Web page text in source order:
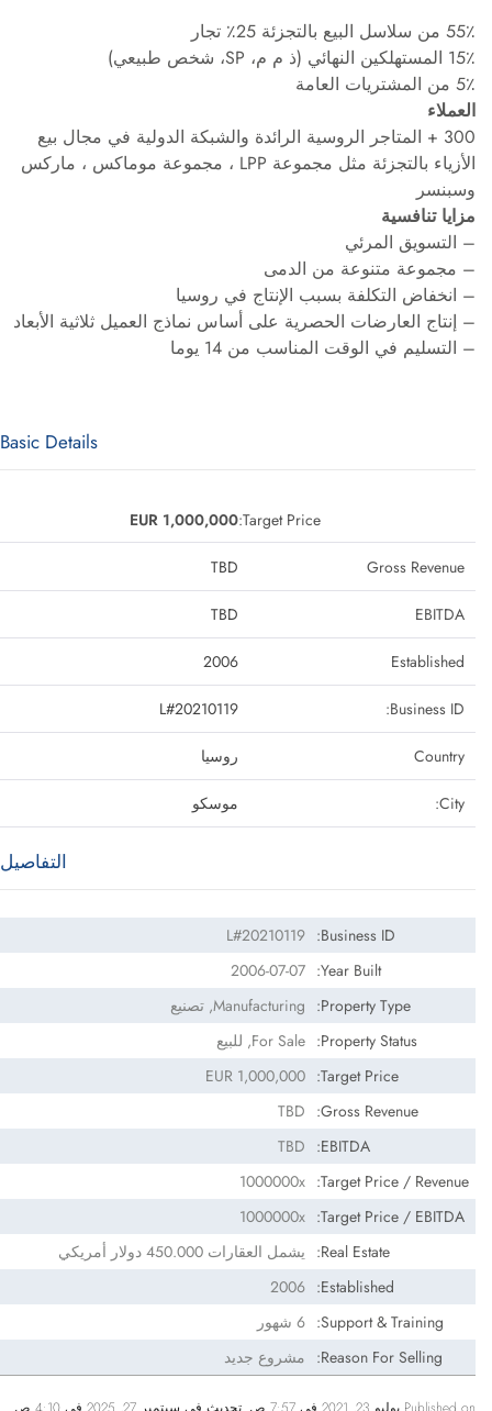
55٪ من سلاسل البيع بالتجزئة 25٪ تجار
15٪ المستهلكين النهائي (ذ م م، SP، شخص طبيعي)
5٪ من المشتريات العامة
العملاء
300 + المتاجر الروسية الرائدة والشبكة الدولية في مجال بيع
الأزياء بالتجزئة مثل مجموعة LPP ، مجموعة موماكس ، ماركس
وسبنسر
مزايا تنافسية
– التسويق المرئي
– مجموعة متنوعة من الدمى
– انخفاض التكلفة بسبب الإنتاج في روسيا
– إنتاج العارضات الحصرية على أساس نماذج العميل ثلاثية الأبعاد
– التسليم في الوقت المناسب من 14 يوما
Basic Details
Target Price:
EUR 1,000,000
Gross Revenue
TBD
EBITDA
TBD
Established
2006
Business ID:
L#20210119
Country روسيا
City: موسكو
التفاصيل
Business ID:
L#20210119
Year Built:
2006-07-07
Property Type:
Manufacturing, تصنيع
Property Status:
For Sale, للبيع
Target Price:
EUR 1,000,000
Gross Revenue:
TBD
EBITDA:
TBD
Target Price / Revenue:
1000000x
Target Price / EBITDA:
1000000x
Real Estate:
يشمل العقارات 450.000 دولار أمريكي
Established:
2006
Support & Training:
6 شهور
Reason For Selling:
مشروع جديد